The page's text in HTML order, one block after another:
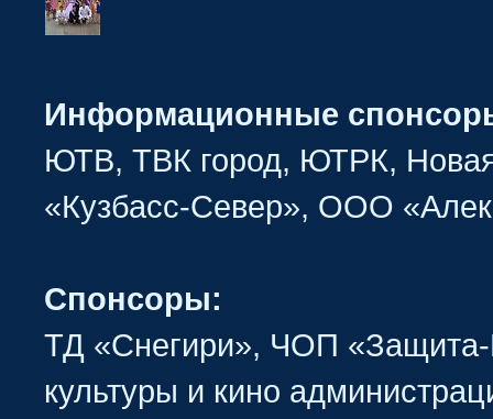
Информационные
ЮТВ, ТВК город, ЮТРК, Новая
«Кузбасс-Север», ООО
Спонсоры:
ТД «Снегири», ЧОП
культуры и кино